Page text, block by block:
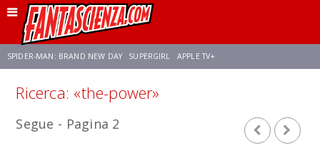
SPIDER-MAN: BRAND NEW DAY SUPERGIRL APPLE TV+
ZENDAYA
Ricerca: «the-power»
Segue - Pagina 2